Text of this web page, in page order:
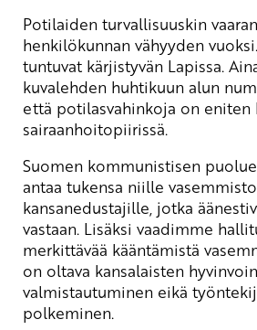
Potilaiden turvallisuuskin
henkilökunnan vähyyden
tuntuvat kärjistyvän Lapissa.
kuvalehden huhtikuun alun
että potilasvahinkoja on eniten
sairaanhoitopiirissä.
Suomen kommunistisen
antaa tukensa niille
kansanedustajille, jotka
vastaan. Lisäksi vaadimme
merkittävää kääntämistä
on oltava kansalaisten
valmistautuminen eikä
polkeminen.